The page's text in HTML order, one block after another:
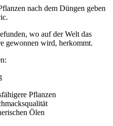
nach dem Düngen geben
wo auf der Welt das
gewonnen wird, herkommt.
Pflanzen
Ölen